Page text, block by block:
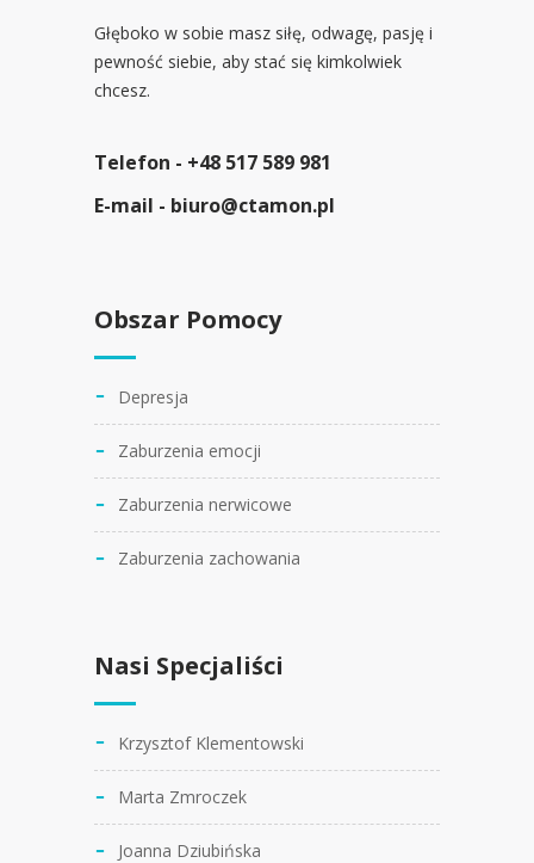
Głęboko w sobie masz siłę, odwagę, pasję i
pewność siebie, aby stać się kimkolwiek
chcesz.
Telefon - +48 517 589 981
E-mail - biuro@ctamon.pl
Obszar Pomocy
Depresja
Zaburzenia emocji
Zaburzenia nerwicowe
Zaburzenia zachowania
Nasi Specjaliści
Krzysztof Klementowski
Marta Zmroczek
Joanna Dziubińska